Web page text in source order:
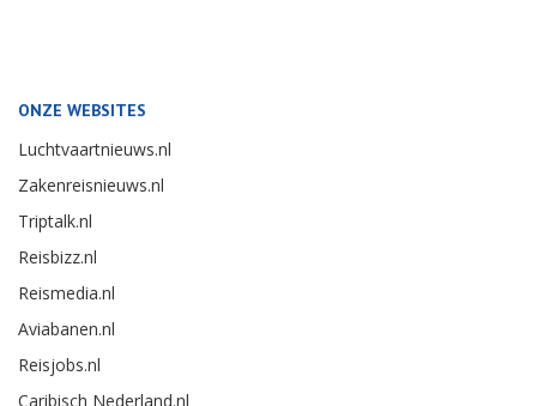
ONZE WEBSITES
Luchtvaartnieuws.nl
Zakenreisnieuws.nl
Triptalk.nl
Reisbizz.nl
Reismedia.nl
Aviabanen.nl
Reisjobs.nl
Caribisch Nederland.nl